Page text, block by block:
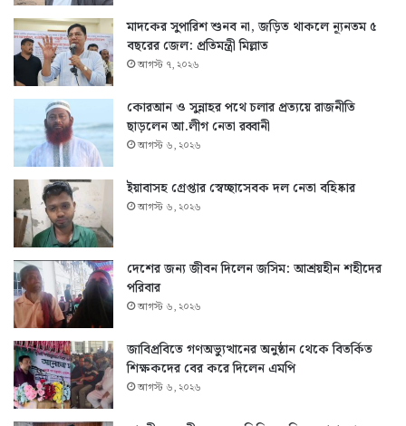
মাদকের সুপারিশ শুনব না, জড়িত থাকলে ন্যূনতম ৫
বছরের জেল: প্রতিমন্ত্রী মিল্লাত
আগস্ট ৭, ২০২৬
কোরআন ও সুন্নাহর পথে চলার প্রত্যয়ে রাজনীতি
ছাড়লেন আ.লীগ নেতা রব্বানী
আগস্ট ৬, ২০২৬
ইয়াবাসহ গ্রেপ্তার স্বেচ্ছাসেবক দল নেতা বহিষ্কার
আগস্ট ৬, ২০২৬
দেশের জন্য জীবন দিলেন জসিম: আশ্রয়হীন শহীদের
পরিবার
আগস্ট ৬, ২০২৬
জাবিপ্রবিতে গণঅভ্যুত্থানের অনুষ্ঠান থেকে বিতর্কিত
শিক্ষকদের বের করে দিলেন এমপি
আগস্ট ৬, ২০২৬